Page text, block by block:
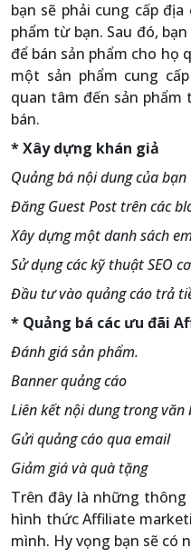
bạn sẽ phải cung cấp
phẩm từ bạn. Sau đó,
để bán sản phẩm cho họ
một sản phẩm cung
quan tâm đến sản phẩm
bán.
* Xây dựng khán giả
Quảng bá nội dung của
Đăng Guest Post trên các
Xây dựng một danh sách
Sử dụng các kỹ thuật SEO
Đầu tư vào quảng cáo trả
* Quảng bá các ưu đãi
Đánh giá sản phẩm.
Banner quảng cáo
Liên kết nội dung trong văn
Gửi quảng cáo qua email
Giảm giá và quà tặng
Trên đây là những
hình thức Affiliate
mình. Hy vọng bạn sẽ có